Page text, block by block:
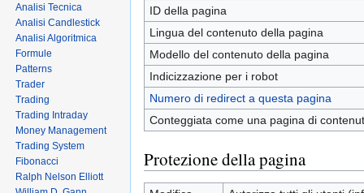
ID della pagina
Lingua del contenuto della pagina
Modello del contenuto della pagina
Indicizzazione per i robot
Numero di redirect a questa pagina
Conteggiata come una pagina di
Protezione della pagina
Analisi Tecnica
Analisi Candlestick
Analisi Algoritmica
Formule
Patterns
Trader
Trading
Trading Intraday
Money Management
Trading System
Fibonacci
Ralph Nelson Elliott